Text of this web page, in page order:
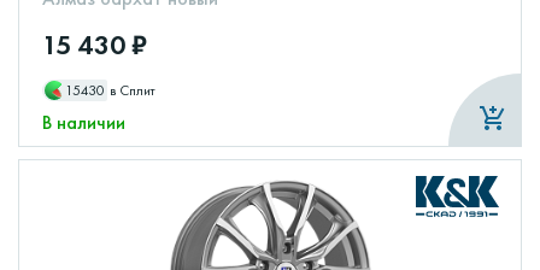
15 430 ₽
15430 в Сплит
В наличии